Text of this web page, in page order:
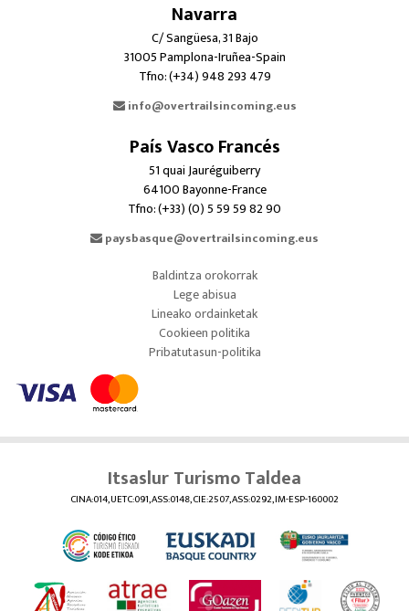
Navarra
C/ Sangüesa, 31 Bajo
31005 Pamplona-Iruñea-Spain
Tfno: (+34) 948 293 479
info@overtrailsincoming.eus
País Vasco Francés
51 quai Jauréguiberry
64100 Bayonne-France
Tfno: (+33) (0) 5 59 59 82 90
paysbasque@overtrailsincoming.eus
Baldintza orokorrak
Lege abisua
Lineako ordainketak
Cookieen politika
Pribatutasun-politika
Itsaslur Turismo Taldea
CINA:014, UETC:091, ASS:0148, CIE:2507, ASS:0292, IM-ESP-160002